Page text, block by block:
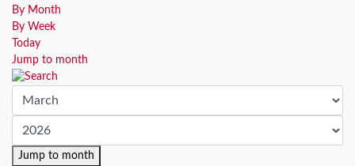
By Month
By Week
Today
Jump to month
Jump to month